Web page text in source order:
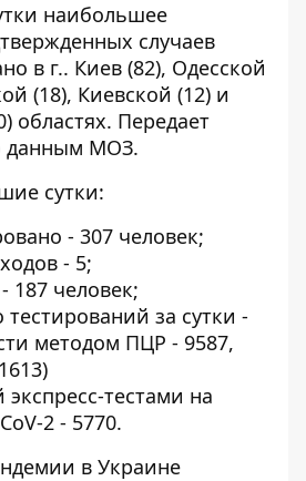
наибольшее
случаев
в г.. Киев (82), Одесской
(18), Киевской (12) и
областях. Передает
данным МОЗ.
сутки:
- 307 человек;
- 5;
187 человек;
тестирований за сутки -
методом ПЦР - 9587,
экспресс-тестами на
2 - 5770.
в Украине